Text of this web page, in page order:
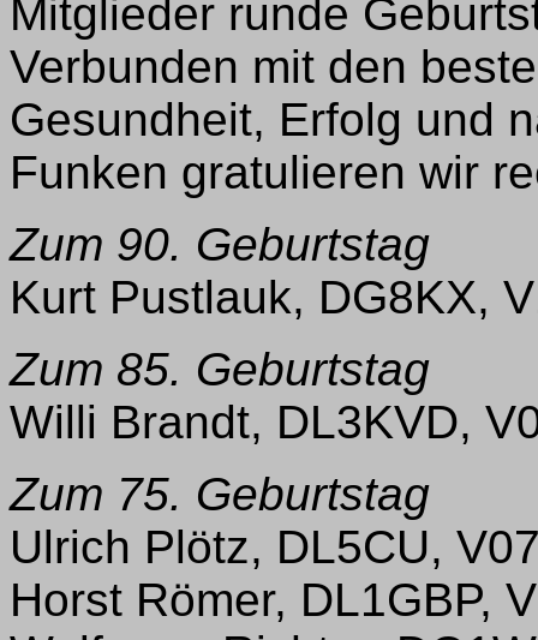
Mitglieder runde
Verbunden mit den
Gesundheit, Erfolg und
Funken gratulieren wir
Zum 90. Geburtstag
Kurt Pustlauk, DG8KX,
Zum 85. Geburtstag
Willi Brandt, DL3KVD,
Zum 75. Geburtstag
Ulrich Plötz, DL5CU,
Horst Römer, DL1GBP,